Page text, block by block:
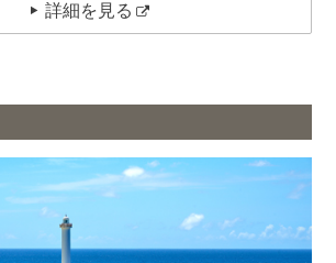
詳細を見る